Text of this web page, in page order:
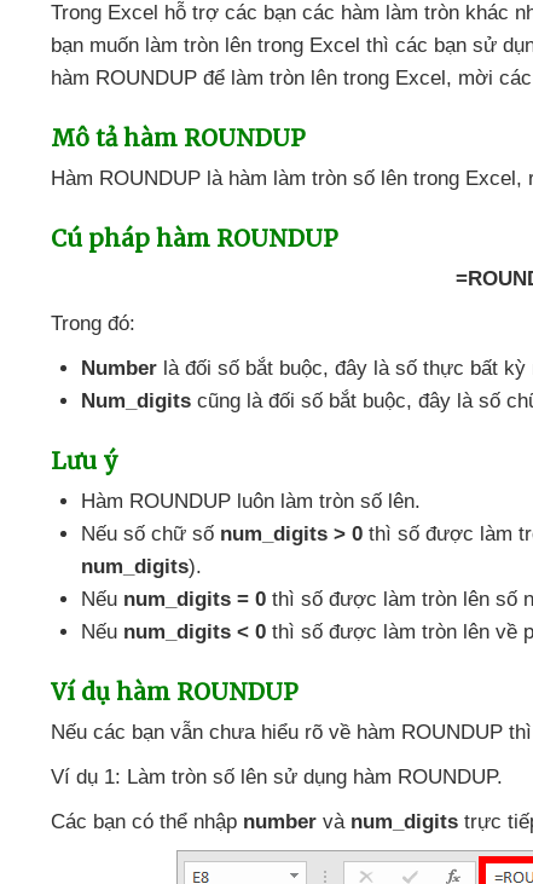
Trong Excel hỗ trợ các bạn các hàm làm tròn khác
bạn muốn làm tròn lên trong Excel thì các bạn sử
hàm ROUNDUP để làm tròn lên trong Excel, mời
Mô tả hàm ROUNDUP
Hàm ROUNDUP là hàm làm tròn số lên trong Excel,
Cú pháp hàm ROUNDUP
Trong đó:
Number là đối số bắt buộc, đây là số thực bất kỳ
Num_digits cũng là đối số bắt buộc, đây là số
Lưu ý
Hàm ROUNDUP luôn làm tròn số lên.
Nếu số chữ số num_digits > 0 thì số được làm
num_digits).
Nếu num_digits = 0 thì số được làm tròn lên số
Nếu num_digits < 0 thì số được làm tròn lên về
Ví dụ hàm ROUNDUP
Nếu các bạn vẫn chưa hiểu rõ về hàm ROUNDUP thì
Ví dụ 1: Làm tròn số lên sử dụng hàm ROUNDUP.
Các bạn có thể nhập number và num_digits trực